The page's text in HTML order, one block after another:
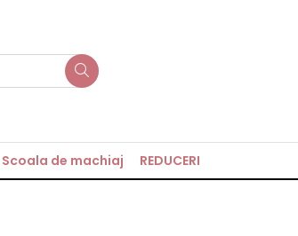
Scoala de machiaj REDUCERI